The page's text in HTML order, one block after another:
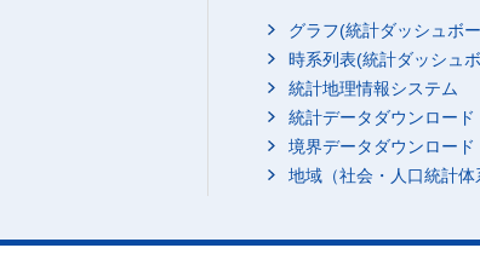
グラフ(統計ダッシュボ
時系列表(統計ダッシュ
統計地理情報システム
統計データダウンロード
境界データダウンロード
地域（社会・人口統計体